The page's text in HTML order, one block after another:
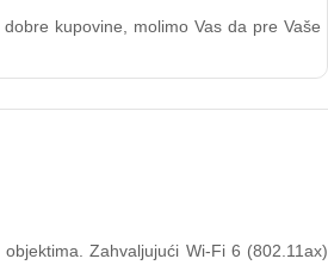
kupovine, molimo Vas da pre Vaše
Zahvaljujući Wi-Fi 6 (802.11ax)